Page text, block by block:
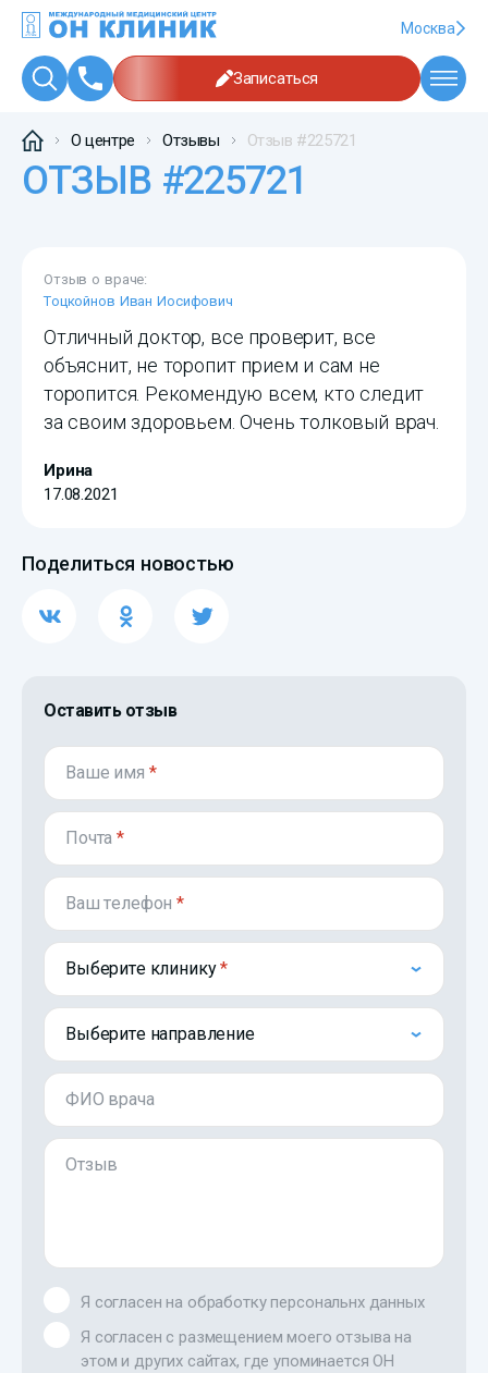
Москва
Записаться
О центре Отзывы Отзыв #225721
ОТЗЫВ #225721
Отзыв о враче:
Тоцкойнов Иван Иосифович
Отличный доктор, все проверит, все
объяснит, не торопит прием и сам не
торопится. Рекомендую всем, кто следит
за своим здоровьем. Очень толковый врач.
Ирина
17.08.2021
Поделиться новостью
Оставить отзыв
Ваше имя *
Почта*
Ваш телефон*
Выберите клинику
Выберите направление
ФИО врача
Отзыв
Я согласен на обработку персональнх данных
Я согласен с размещением моего отзыва на
этом и других сайтах, где упоминается ОН